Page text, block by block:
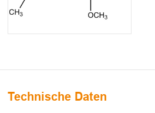
Technische Daten